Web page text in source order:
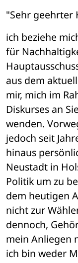
"Sehr geehrter
ich beziehe
für
aus dem
mir, mich im
Diskurses an
wenden.
jedoch seit
hinaus
Neustadt in
Politik um zu
dem heutigen
nicht zur
dennoch,
mein Anliegen
ich bin weder